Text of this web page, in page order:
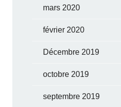
mars 2020
février 2020
Décembre 2019
octobre 2019
septembre 2019